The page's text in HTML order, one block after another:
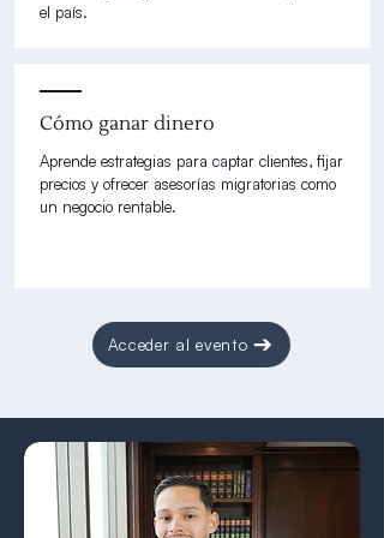
el país.
Cómo ganar dinero
Aprende estrategias para captar clientes, fijar
precios y ofrecer asesorías migratorias como
un negocio rentable.
Acceder al evento